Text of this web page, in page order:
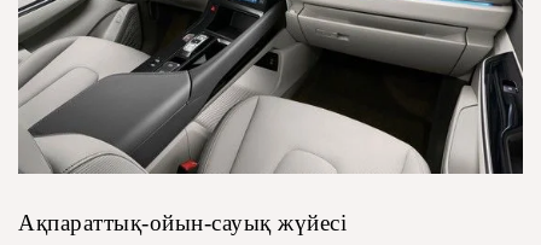
Ақпараттық-ойын-сауық жүйесі